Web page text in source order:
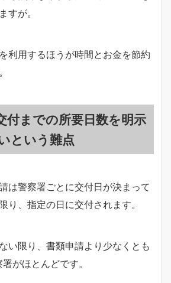
すが。
利用するほうが時間とお金を節約
付までの所要日数を明示
という難点
は警察署ごとに交付日が決まって
り、指定の日に交付されます。
い限り、書類申請より少なくとも
がほとんどです。